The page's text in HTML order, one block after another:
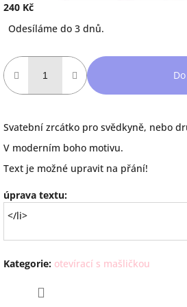
240 Kč
cena:
Odesíláme do 3 dnů.
Svatební zrcátko pro svědkyně, nebo
V moderním boho motivu.
Text je možné upravit na přání!
úprava textu:
Kategorie: otevírací s mašličkou